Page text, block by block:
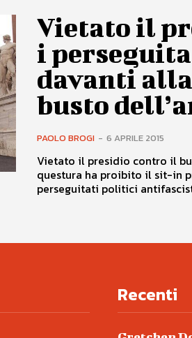
Vietato il
i
davanti
busto
PAOLO BROGI - 6 APRILE 2015
Vietato il presidio contro il
questura ha proibito il sit-in
perseguitati politici
Recenti